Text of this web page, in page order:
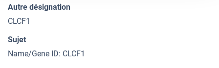
Autre désignation
CLCF1
Sujet
Name/Gene ID: CLCF1